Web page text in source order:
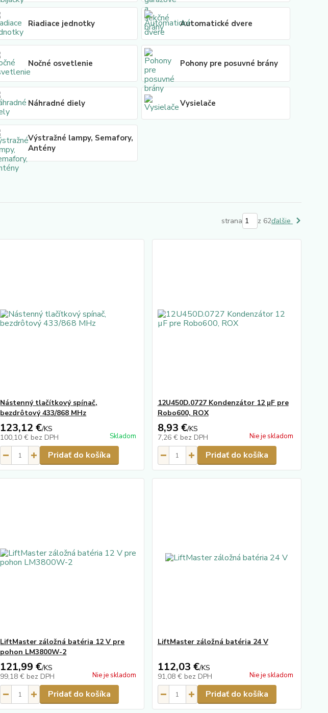
Riadiace jednotky Automatické dvere
Nočné osvetlenie Pohony pre posuvné brány
Náhradné diely Vysielače
Výstražné lampy, Semafory,
Antény
strana z 62ďalšie
Nástenný tlačítkový spínač,
bezdrôtový 433/868 MHz
123,12 €/KS
100,10 € bez DPH Skladom
Pridať do košíka
12U450D.0727 Kondenzátor 12 µF pre
Robo600, ROX
8,93 €/KS
7,26 € bez DPH Nie je skladom
Pridať do košíka
LiftMaster záložná batéria 12 V pre
pohon LM3800W-2
121,99 €/KS
99,18 € bez DPH Nie je skladom
Pridať do košíka
LiftMaster záložná batéria 24 V
112,03 €/KS
91,08 € bez DPH Nie je skladom
Pridať do košíka